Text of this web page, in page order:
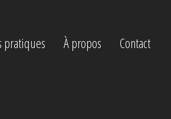
pratiques À propos Contact